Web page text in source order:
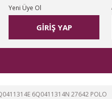
GİRİŞ YAP
Yeni Üye Ol
6Q0411314N 27642 POLO